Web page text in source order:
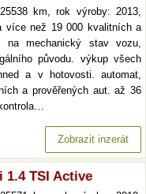
km, rok výroby: 2013,
více než 19 000 kvalitních a
na mechanický stav vozu,
původu. výkup všech
a v hotovosti. automat,
a prověřených aut. až 36
Zobrazit inzerát
1.4 TSI Active